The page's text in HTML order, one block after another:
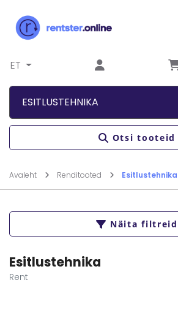
ET
ESITLUSTEHNIKA
Otsi tooteid
Avaleht Renditooted Esitlustehnika
Näita filtreid
Esitlustehnika
Rent